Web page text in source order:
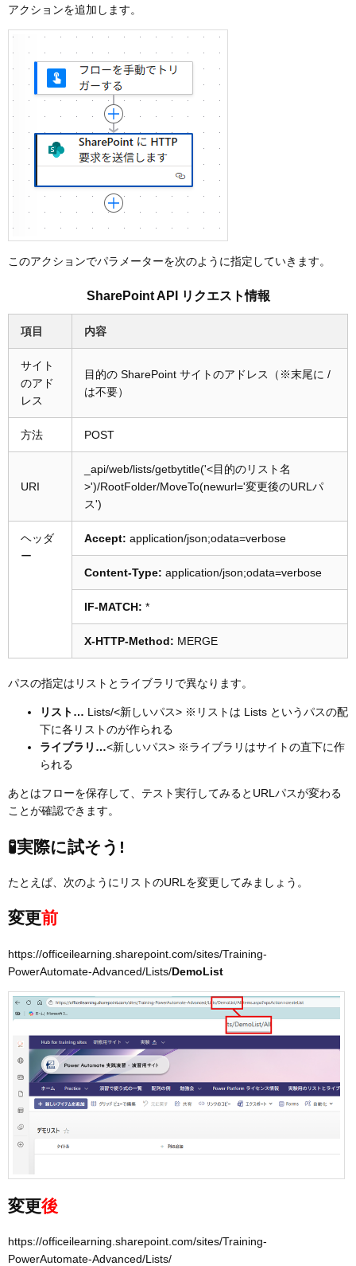
アクションを追加します。
このアクションでパラメーターを次のように指定していきます。
SharePoint API リクエスト情報
項目 内容
サイト
のアド
レス
目的の SharePoint サイトのアドレス（※末尾に /
は不要）
方法 POST
URI
_api/web/lists/getbytitle('<目的のリスト名
>')/RootFolder/MoveTo(newurl='変更後のURLパ
ス')
ヘッダ
ー
Accept: application/json;odata=verbose
Content-Type: application/json;odata=verbose
IF-MATCH: *
X-HTTP-Method: MERGE
パスの指定はリストとライブラリで異なります。
リスト… Lists/<新しいパス> ※リストは Lists というパスの配
下に各リストのが作られる
ライブラリ…<新しいパス> ※ライブラリはサイトの直下に作
られる
あとはフローを保存して、テスト実行してみるとURLパスが変わる
ことが確認できます。
🧪実際に試そう!
たとえば、次のようにリストのURLを変更してみましょう。
変更前
https://officeilearning.sharepoint.com/sites/Training-
PowerAutomate-Advanced/Lists/DemoList
変更後
https://officeilearning.sharepoint.com/sites/Training-
PowerAutomate-Advanced/Lists/